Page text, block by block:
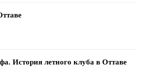
История летного клуба в Оттаве